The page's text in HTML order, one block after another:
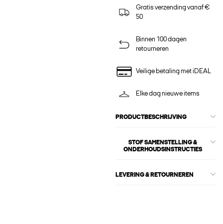
Gratis verzending vanaf €
50
Binnen 100 dagen
retourneren
Veilige betaling met iDEAL
Elke dag nieuwe items
PRODUCTBESCHRIJVING
STOF SAMENSTELLING &
ONDERHOUDSINSTRUCTIES
LEVERING & RETOURNEREN